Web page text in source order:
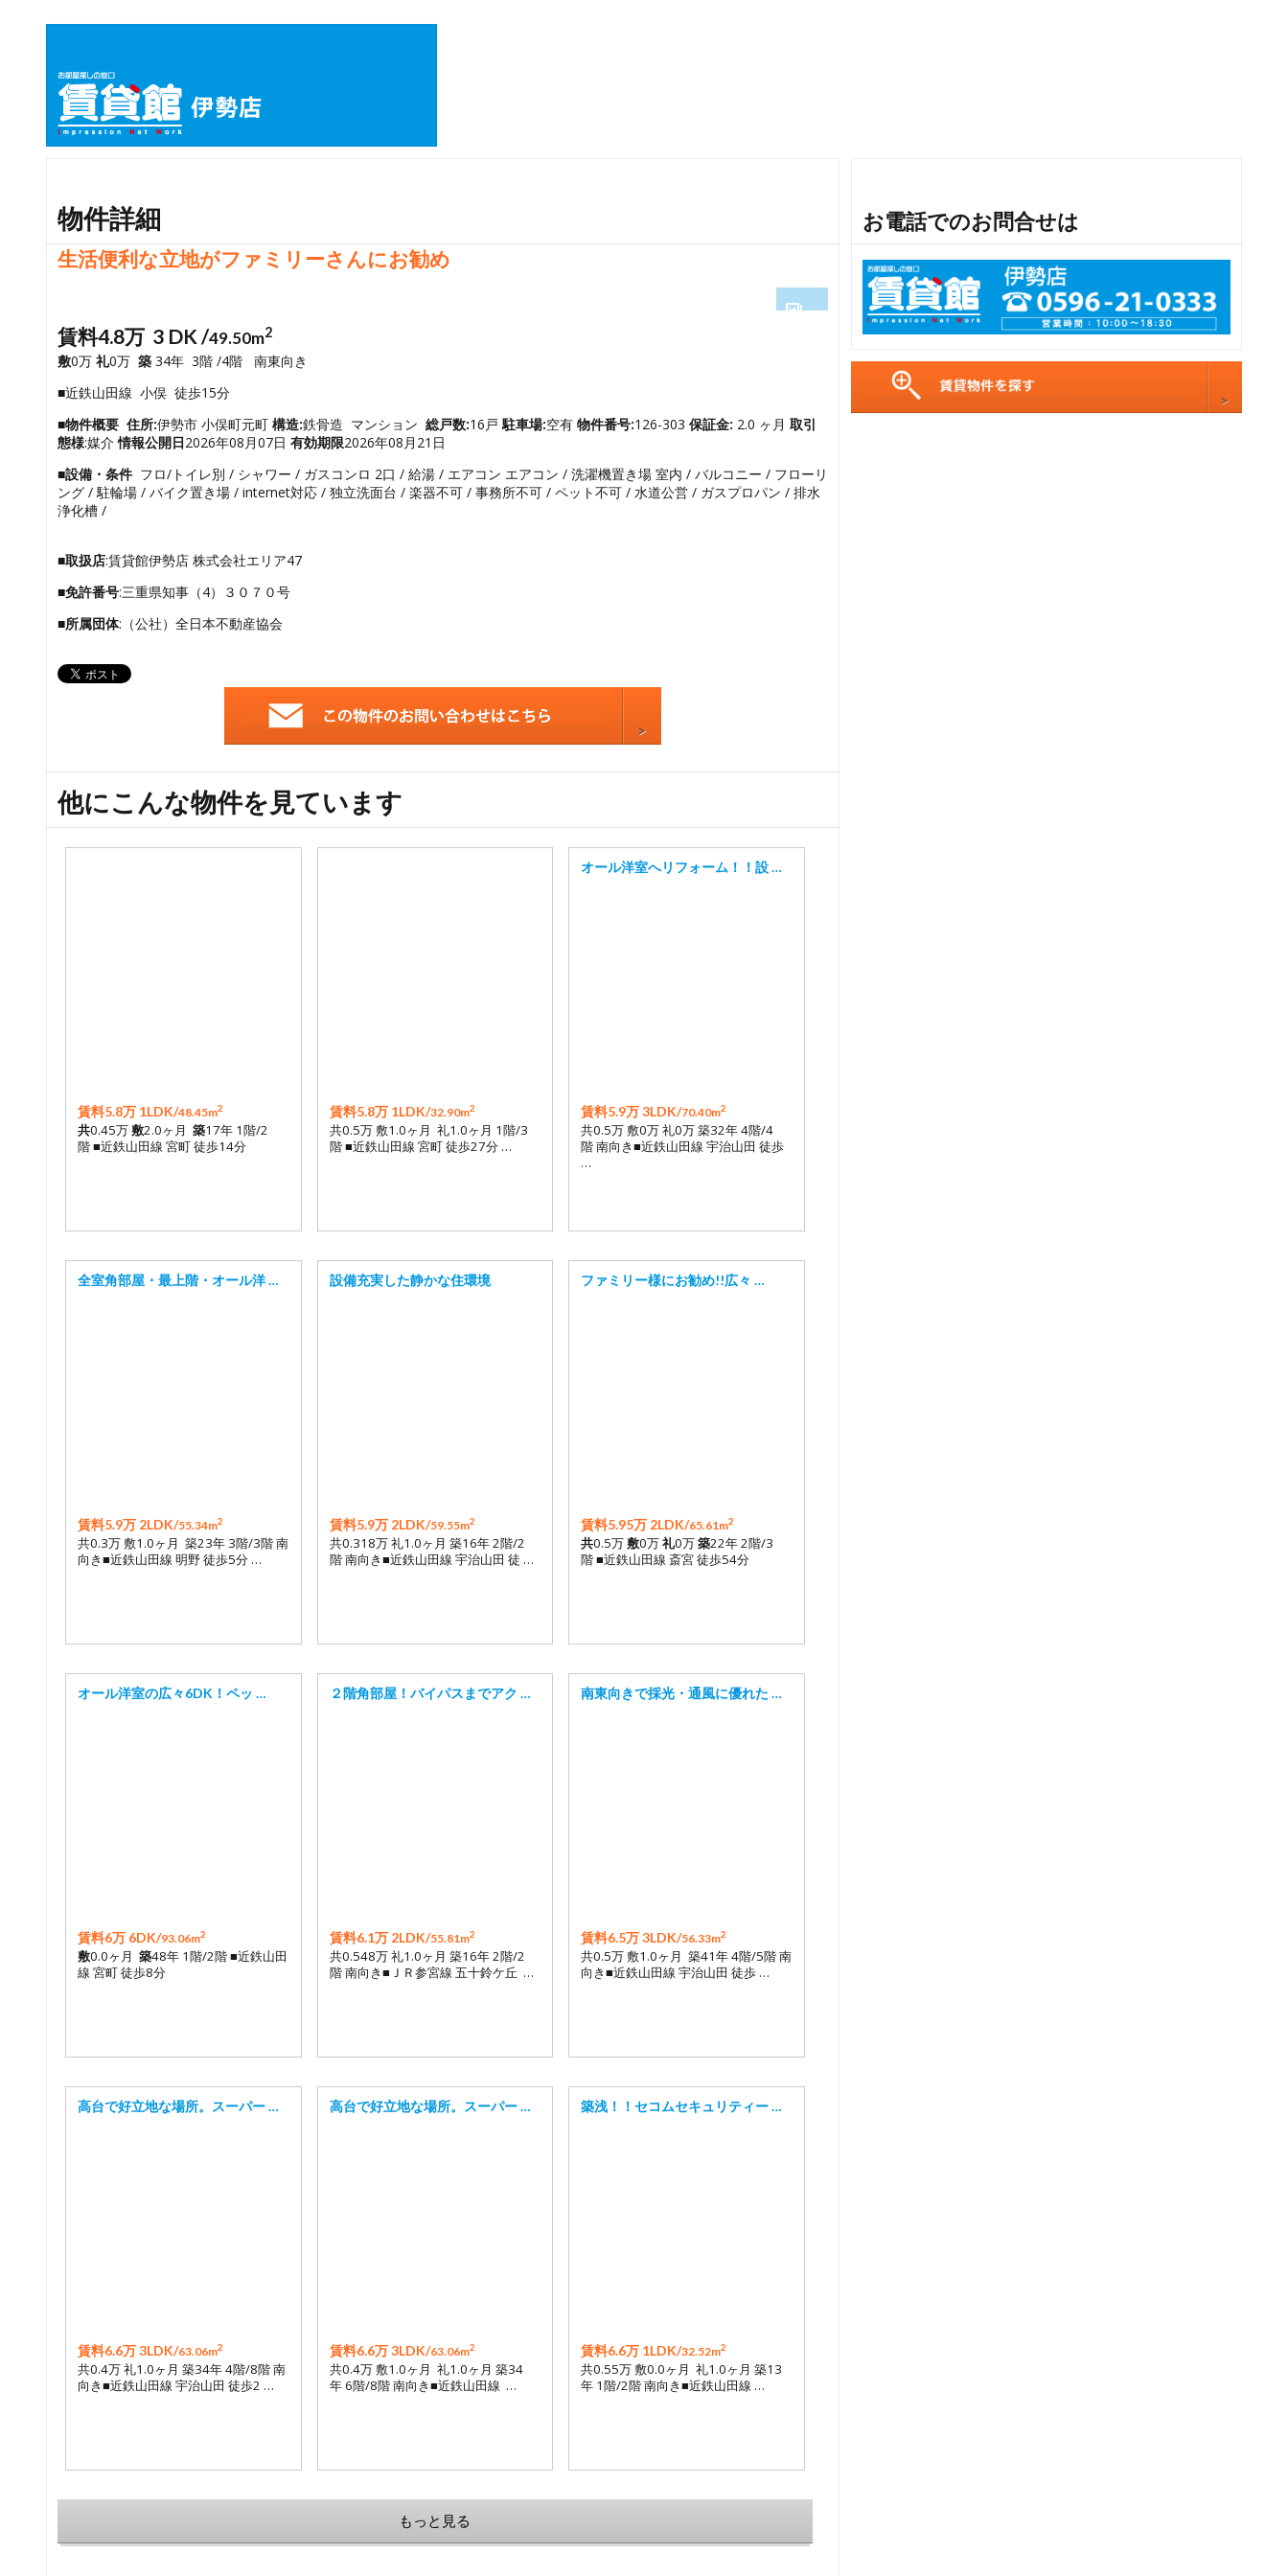
物件詳細
生活便利な立地がファミリーさんにお勧め
4
6
16
賃料4.8万 3 DK /49.50m2
敷0万 礼0万 築 34年 3階 /4階 南東向き
■近鉄山田線 小俣 徒歩15分
■物件概要 住所:伊勢市 小俣町元町 構造:鉄骨造 マンション 総戸数:16戸 駐車場:空有 物件番号:126-303 保証金: 2.0 ヶ月 取引
態様:媒介情報公開日2026年08月07日 有効期限2026年08月21日
■設備・条件 フロ/トイレ別 / シャワー / ガスコンロ 2口 / 給湯 / エアコン エアコン / 洗濯機置き場 室内 / バルコニー / フローリ
ング / 駐輪場 / バイク置き場 / internet対応 / 独立洗面台 / 楽器不可 / 事務所不可 / ペット不可 / 水道公営 / ガスプロパン / 排水
浄化槽 /
■取扱店:賃貸館伊勢店 株式会社エリア47
■免許番号:三重県知事（4）３０７０号
■所属団体:（公社）全日本不動産協会
他にこんな物件を見ています
賃料5.8万 1LDK/48.45m2
共0.45万敷2.0ヶ月築17年 1階/2
階 ■近鉄山田線 宮町 徒歩14分
賃料5.8万 1LDK/32.90m2
共0.5万 敷1.0ヶ月 礼1.0ヶ月 1階/3
階 ■近鉄山田線 宮町 徒歩27分 …
オール洋室へリフォーム！！設 …
賃料5.9万 3LDK/70.40m2
共0.5万 敷0万 礼0万 築32年 4階/4
階 南向き■近鉄山田線 宇治山田 徒歩
…
全室角部屋・最上階・オール洋 …
賃料5.9万 2LDK/55.34m2
共0.3万 敷1.0ヶ月 築23年 3階/3階 南
向き■近鉄山田線 明野 徒歩5分 …
設備充実した静かな住環境
賃料5.9万 2LDK/59.55m2
共0.318万 礼1.0ヶ月 築16年 2階/2
階 南向き■近鉄山田線 宇治山田 徒 …
ファミリー様にお勧め!!広々 …
賃料5.95万 2LDK/65.61m2
共0.5万敷0万礼0万築22年 2階/3
階 ■近鉄山田線 斎宮 徒歩54分
オール洋室の広々6DK！ペッ …
賃料6万 6DK/93.06m2
敷0.0ヶ月築48年 1階/2階 ■近鉄山田
線 宮町 徒歩8分
２階角部屋！バイパスまでアク …
賃料6.1万 2LDK/55.81m2
共0.548万 礼1.0ヶ月 築16年 2階/2
階 南向き■ＪＲ参宮線 五十鈴ケ丘 …
南東向きで採光・通風に優れた …
賃料6.5万 3LDK/56.33m2
共0.5万 敷1.0ヶ月 築41年 4階/5階 南
向き■近鉄山田線 宇治山田 徒歩 …
高台で好立地な場所。スーパー …
賃料6.6万 3LDK/63.06m2
共0.4万 礼1.0ヶ月 築34年 4階/8階 南
向き■近鉄山田線 宇治山田 徒歩2 …
高台で好立地な場所。スーパー …
賃料6.6万 3LDK/63.06m2
共0.4万 敷1.0ヶ月 礼1.0ヶ月 築34
年 6階/8階 南向き■近鉄山田線 …
築浅！！セコムセキュリティー …
賃料6.6万 1LDK/32.52m2
共0.55万 敷0.0ヶ月 礼1.0ヶ月 築13
年 1階/2階 南向き■近鉄山田線 …
もっと見る
お電話でのお問合せは